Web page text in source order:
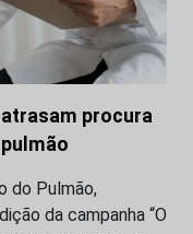
procura
do Pulmão,
da campanha “O